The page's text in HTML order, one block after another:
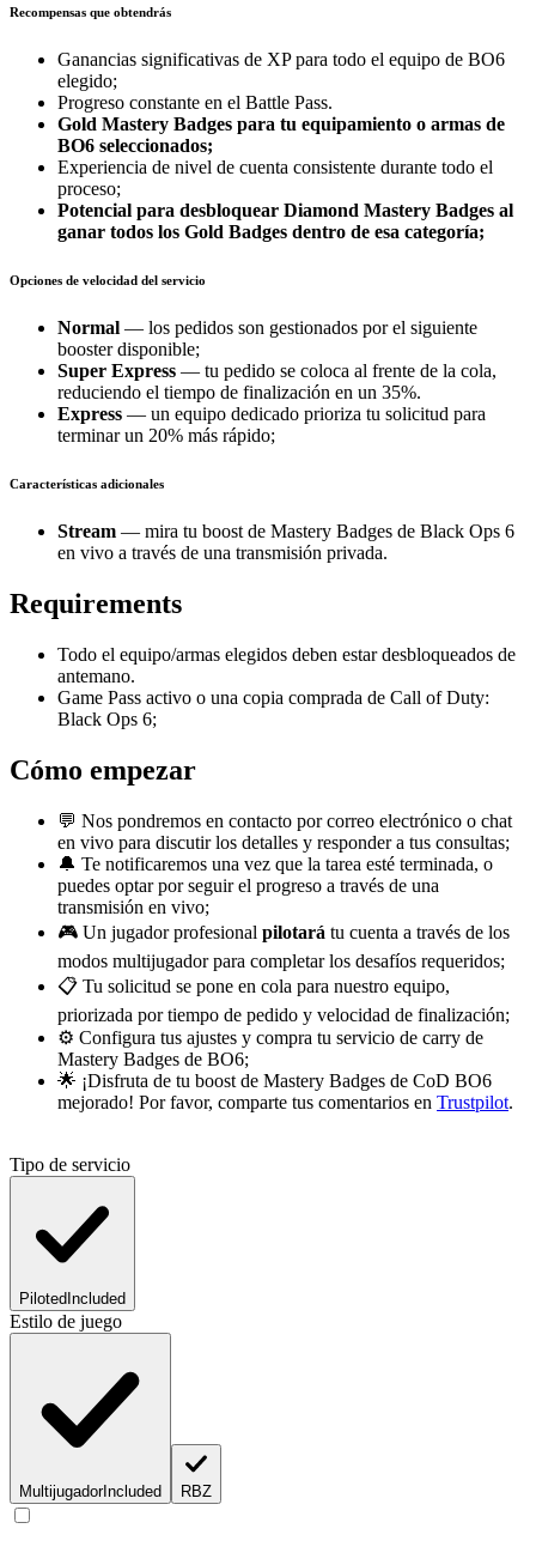
Recompensas que obtendrás
Ganancias significativas de XP para todo el equipo de BO6
elegido;
Progreso constante en el Battle Pass.
Gold Mastery Badges para tu equipamiento o armas de
BO6 seleccionados;
Experiencia de nivel de cuenta consistente durante todo el
proceso;
Potencial para desbloquear Diamond Mastery Badges al
ganar todos los Gold Badges dentro de esa categoría;
Opciones de velocidad del servicio
Normal — los pedidos son gestionados por el siguiente
booster disponible;
Super Express — tu pedido se coloca al frente de la cola,
reduciendo el tiempo de finalización en un 35%.
Express — un equipo dedicado prioriza tu solicitud para
terminar un 20% más rápido;
Características adicionales
Stream — mira tu boost de Mastery Badges de Black Ops 6
en vivo a través de una transmisión privada.
Requirements
Todo el equipo/armas elegidos deben estar desbloqueados de
antemano.
Game Pass activo o una copia comprada de Call of Duty:
Black Ops 6;
Cómo empezar
💬 Nos pondremos en contacto por correo electrónico o chat
en vivo para discutir los detalles y responder a tus consultas;
🔔 Te notificaremos una vez que la tarea esté terminada, o
puedes optar por seguir el progreso a través de una
transmisión en vivo;
🎮 Un jugador profesional pilotará tu cuenta a través de los
modos multijugador para completar los desafíos requeridos;
📋 Tu solicitud se pone en cola para nuestro equipo,
priorizada por tiempo de pedido y velocidad de finalización;
⚙️ Configura tus ajustes y compra tu servicio de carry de
Mastery Badges de BO6;
🌟 ¡Disfruta de tu boost de Mastery Badges de CoD BO6
mejorado! Por favor, comparte tus comentarios en Trustpilot.
Tipo de servicio
Piloted Included
Estilo de juego
MultijugadorIncluded RBZ